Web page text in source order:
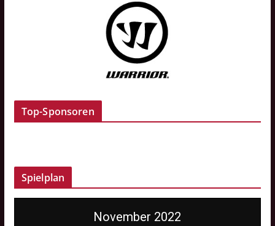
Top-Sponsoren
Spielplan
November 2022